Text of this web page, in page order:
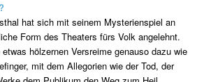
hat sich mit seinem Mysterienspiel an
Form des Theaters fürs Volk angelehnt.
hölzernen Versreime genauso dazu wie
mit dem Allegorien wie der Tod, der